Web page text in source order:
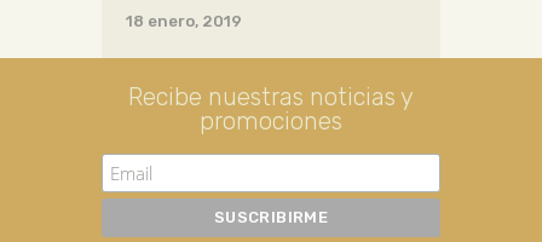
MUSEO
ARCHIVO
CERTAMEN DE DIBUJO
FUNDACIÓN
TIENDA
NOTICIAS
18 enero, 2019
Recibe nuestras noticias y
promociones